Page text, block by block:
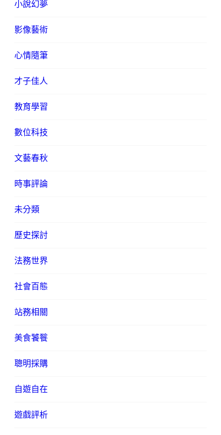
小說幻夢
影像藝術
心情隨筆
才子佳人
教育學習
數位科技
文藝春秋
時事評論
未分類
歷史探討
法務世界
社會百態
站務相關
美食饕餮
聰明採購
自遊自在
遊戲評析